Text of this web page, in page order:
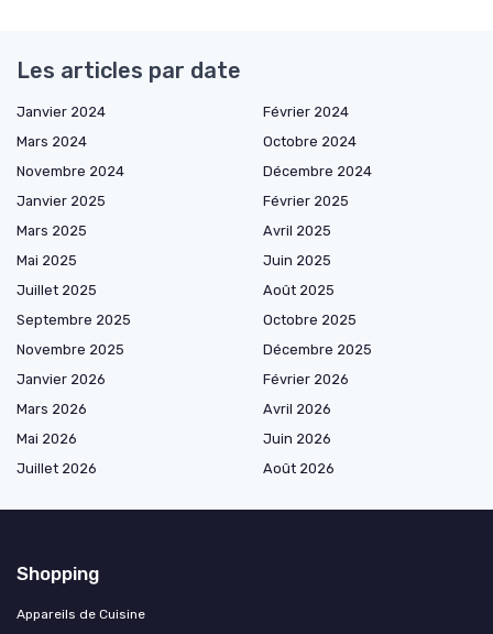
Les articles par date
Janvier 2024
Février 2024
Mars 2024
Octobre 2024
Novembre 2024
Décembre 2024
Janvier 2025
Février 2025
Mars 2025
Avril 2025
Mai 2025
Juin 2025
Juillet 2025
Août 2025
Septembre 2025
Octobre 2025
Novembre 2025
Décembre 2025
Janvier 2026
Février 2026
Mars 2026
Avril 2026
Mai 2026
Juin 2026
Juillet 2026
Août 2026
Shopping
Appareils de Cuisine